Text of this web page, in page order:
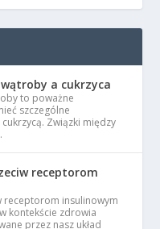
a cukrzyca
to poważne
szczególne
Związki między
receptorom
receptorom insulinowym
kontekście zdrowia
przez nasz układ